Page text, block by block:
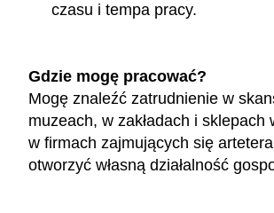
czasu i tempa pracy.
Gdzie mogę pracować?
Mogę znaleźć zatrudnienie w
muzeach, w zakładach i sklepach
w firmach zajmujących się
otworzyć własną działalność